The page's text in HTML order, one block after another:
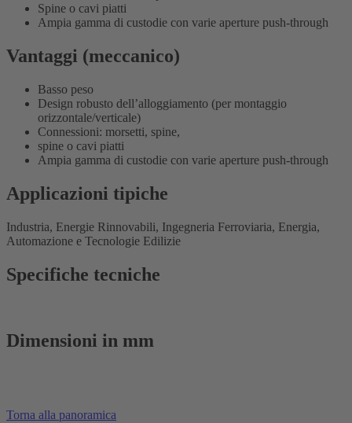
Spine o cavi piatti
Ampia gamma di custodie con varie aperture push-through
Vantaggi (meccanico)
Basso peso
Design robusto dell’alloggiamento (per montaggio
orizzontale/verticale)
Connessioni: morsetti, spine,
spine o cavi piatti
Ampia gamma di custodie con varie aperture push-through
Applicazioni tipiche
Industria, Energie Rinnovabili, Ingegneria Ferroviaria, Energia,
Automazione e Tecnologie Edilizie
Specifiche tecniche
Dimensioni in mm
Torna alla panoramica